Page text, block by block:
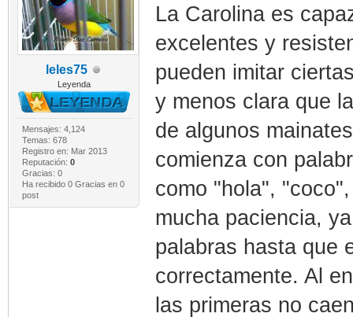
leles75
Leyenda
Mensajes: 4,124
Temas: 678
Registro en: Mar 2013
Reputación: 0
Gracias: 0
Ha recibido 0 Gracias en 0
post
La Carolina es
excelentes y
pueden imitar
y menos clara que
de algunos
comienza con
como "hola",
mucha paciencia,
palabras hasta que
correctamente. Al
las primeras no